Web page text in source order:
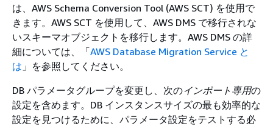
は、AWS Schema Conversion Tool (AWS SCT) を使用で
きます。AWS SCT を使用して、AWS DMS で移行されな
いスキーマオブジェクトを移行します。AWS DMS の詳
細については、「AWS Database Migration Service と
は 」を参照してください。
DB パラメータグループを変更し、次のインポート専用の
設定を含めます。DB インスタンスサイズの最も効率的な
設定を見つけるために、パラメータ設定をテストする必